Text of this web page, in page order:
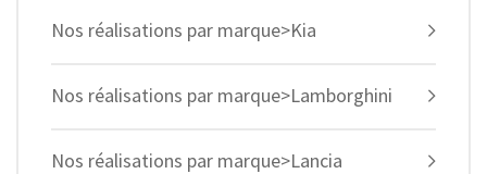
Nos réalisations par marque>Kia
Nos réalisations par marque>Lamborghini
Nos réalisations par marque>Lancia